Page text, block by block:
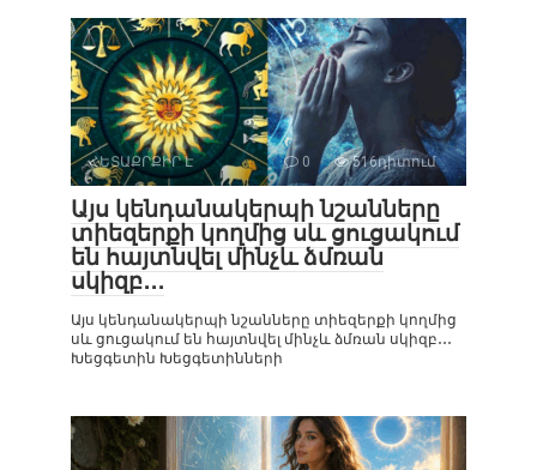
ՀԵՏԱՔՐՔԻՐ Է 0 516դիտում
Այս կենդանակերպի նշանները
տիեզերքի կողմից սև ցուցակում
են հայտնվել մինչև ձմռան
սկիզբ․․․
Այս կենդանակերպի նշանները տիեզերքի կողմից
սև ցուցակում են հայտնվել մինչև ձմռան սկիզբ․․․
Խեցգետին Խեցգետինների